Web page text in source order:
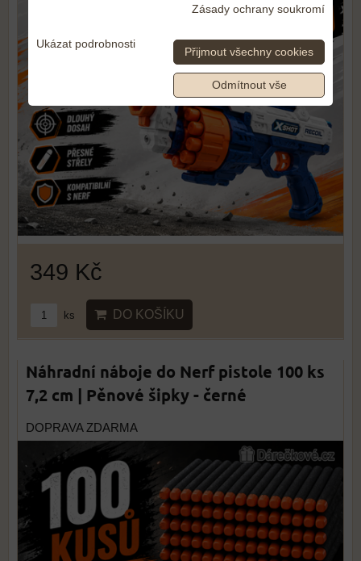
349 Kč
ks DO KOŠÍKU
Náhradní náboje do Nerf pistole 100 ks
7,2 cm | Pěnové šipky - černé
DOPRAVA ZDARMA
Zásady ochrany soukromí
Ukázat podrobnosti
Přijmout všechny cookies
Odmítnout vše